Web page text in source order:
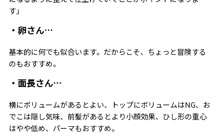
す」
・卵さん…
基本的に何でも似合います。だからこそ、ちょっと冒険する
のもおすすめ。
・面長さん…
横にボリュームがあるとよい、トップにボリュームはNG、お
でこは隠し気味、前髪があるとより小顔効果、ひし形の重心
はやや低め、パーマもおすすめ。